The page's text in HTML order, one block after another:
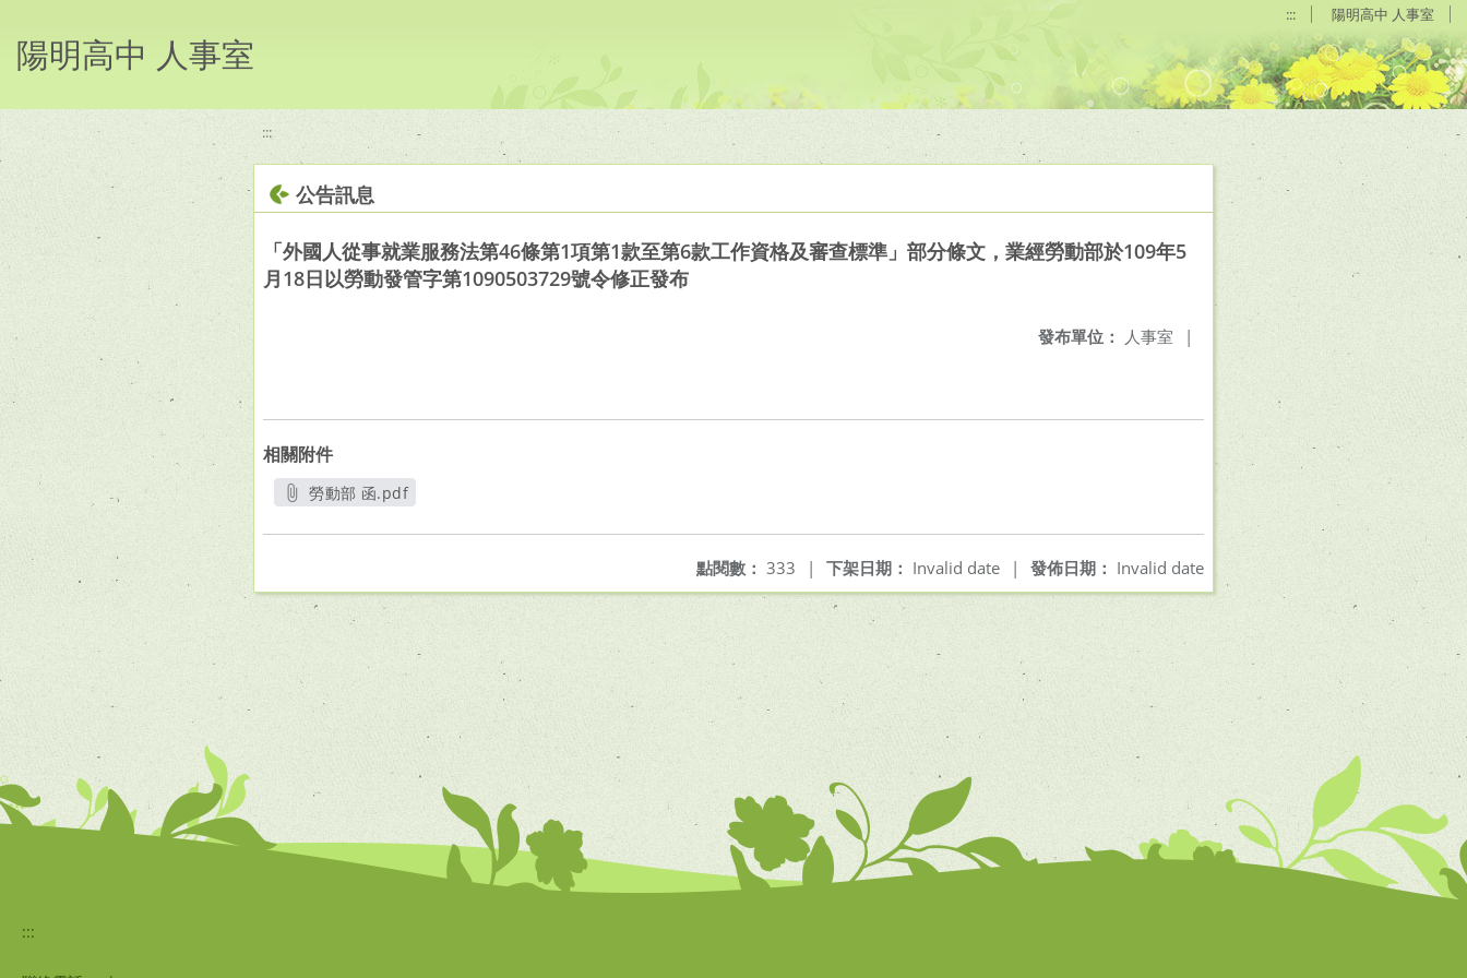
::: 陽明高中 人事室
陽明高中 人事室
:::
公告訊息
「外國人從事就業服務法第46條第1項第1款至第6款工作資格及審查標準」部分條文，業經勞動部於109年5
月18日以勞動發管字第1090503729號令修正發布
發布單位： 人事室 |
相關附件
勞動部 函.pdf
發佈日期： Invalid date
下架日期： Invalid date |
點閱數： 333 |
:::